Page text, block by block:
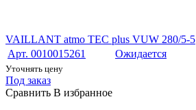
VAILLANT atmo TEC plus VUW 280/5-5
Арт. 0010015261
Ожидается
Уточнять цену
Под заказ
Сравнить В избранное